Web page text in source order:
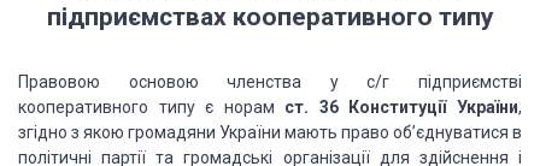
підприємствах кооперативного типу
Правовою основою членства у с/г підприємстві
кооперативного типу є норам ст. 36 Конституції України,
згідно з якою громадяни України мають право об’єднуватися в
політичні партії та громадські організації для здійснення і